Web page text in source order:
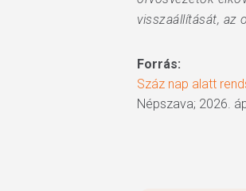
visszaállítását, az
Forrás:
Száz nap alatt
Népszava; 2026.